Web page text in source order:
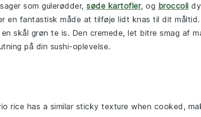
som gulerødder, søde kartofler, og broccoli
en fantastisk måde at tilføje lidt knas til dit måltid.
skål grøn te is. Den cremede, let bitre smag af
på din sushi-oplevelse.
rice has a similar sticky texture when cooked,